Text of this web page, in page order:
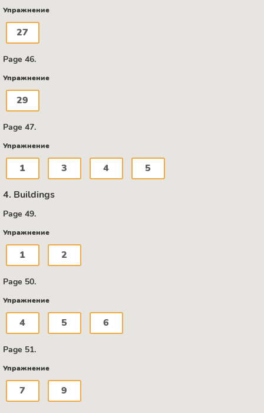
Упражнение
27
Page 46.
Упражнение
29
Page 47.
Упражнение
1 3 4 5
4. Buildings
Page 49.
Упражнение
1 2
Page 50.
Упражнение
4 5 6
Page 51.
Упражнение
7 9